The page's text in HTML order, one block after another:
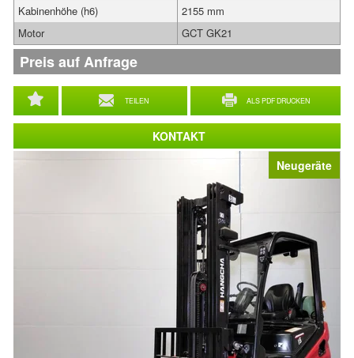
Neugeräte
TEILEN ALS PDF DRUCKEN
Kabinenhöhe (h6)
2155 mm
Motor
GCT GK21
Preis auf Anfrage
KONTAKT